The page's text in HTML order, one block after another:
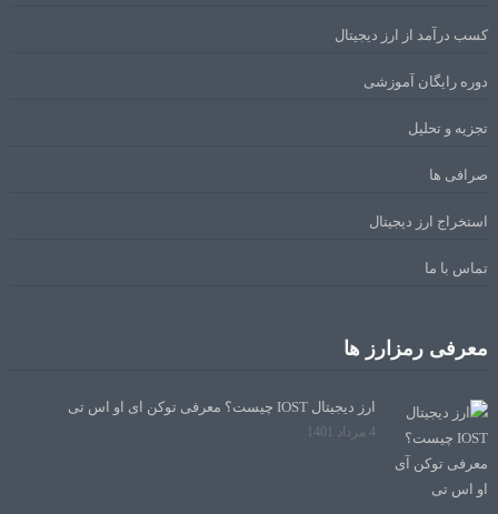
کسب درآمد از ارز دیجیتال
دوره رایگان آموزشی
تجزیه و تحلیل
صرافی ها
استخراج ارز دیجیتال
تماس با ما
معرفی رمزارز ها
ارز دیجیتال IOST چیست؟ معرفی توکن آی او اس تی
4 مرداد 1401